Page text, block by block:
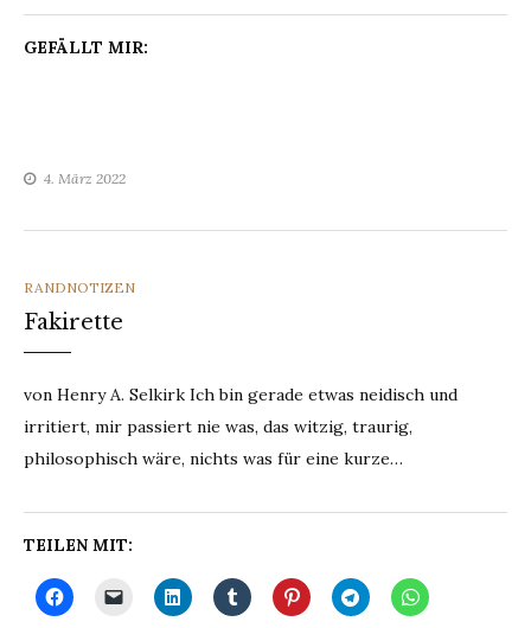
GEFÄLLT MIR:
4. März 2022
CATEGORIES
RANDNOTIZEN
Fakirette
von Henry A. Selkirk Ich bin gerade etwas neidisch und
irritiert, mir passiert nie was, das witzig, traurig,
philosophisch wäre, nichts was für eine kurze…
TEILEN MIT: